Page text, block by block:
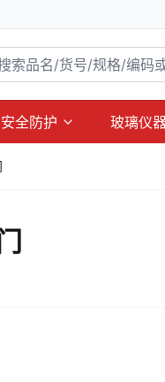
安全防护 玻璃仪